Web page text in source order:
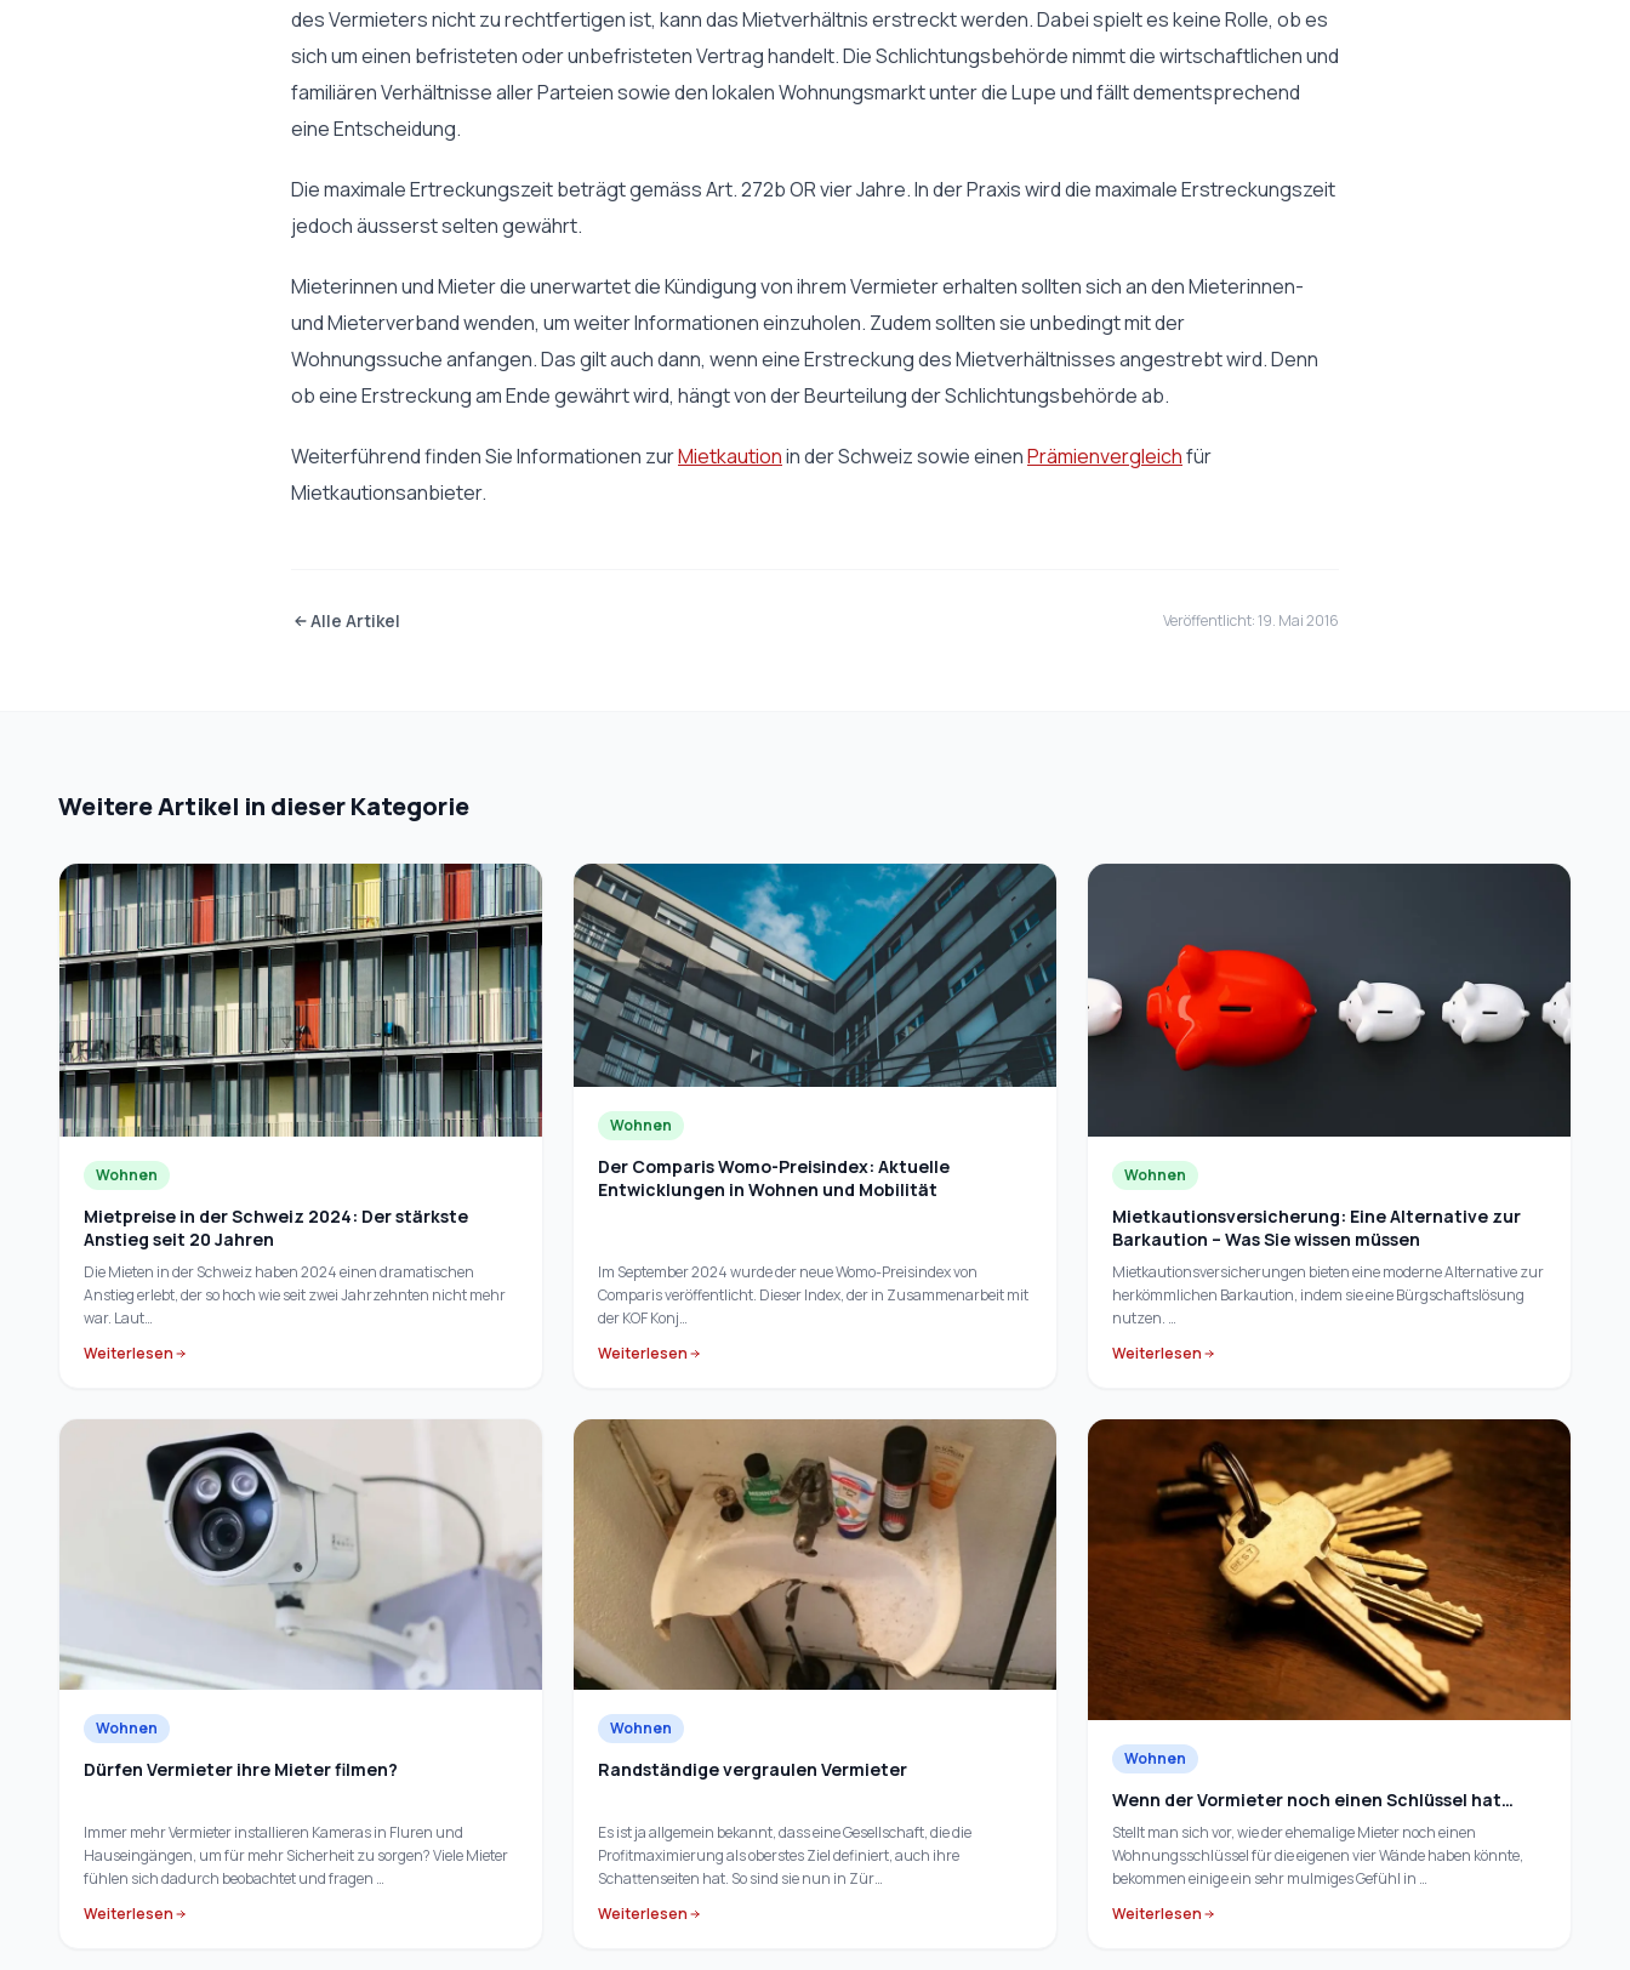
des Vermieters nicht zu rechtfertigen ist, kann das Mietverhältnis erstreckt werden. Dabei spielt es keine Rolle, ob es
sich um einen befristeten oder unbefristeten Vertrag handelt. Die Schlichtungsbehörde nimmt die wirtschaftlichen und
familiären Verhältnisse aller Parteien sowie den lokalen Wohnungsmarkt unter die Lupe und fällt dementsprechend
eine Entscheidung.
Die maximale Ertreckungszeit beträgt gemäss Art. 272b OR vier Jahre. In der Praxis wird die maximale Erstreckungszeit
jedoch äusserst selten gewährt.
Mieterinnen und Mieter die unerwartet die Kündigung von ihrem Vermieter erhalten sollten sich an den Mieterinnen-
und Mieterverband wenden, um weiter Informationen einzuholen. Zudem sollten sie unbedingt mit der
Wohnungssuche anfangen. Das gilt auch dann, wenn eine Erstreckung des Mietverhältnisses angestrebt wird. Denn
ob eine Erstreckung am Ende gewährt wird, hängt von der Beurteilung der Schlichtungsbehörde ab.
Weiterführend finden Sie Informationen zurMietkautionin der Schweiz sowie einenPrämienvergleichfür
Mietkautionsanbieter.
Alle Artikel Veröffentlicht: 19. Mai 2016
Weitere Artikel in dieser Kategorie
Wohnen
Mietpreise in der Schweiz 2024: Der stärkste
Anstieg seit 20 Jahren
Die Mieten in der Schweiz haben 2024 einen dramatischen
Anstieg erlebt, der so hoch wie seit zwei Jahrzehnten nicht mehr
war. Laut…
Weiterlesen
Wohnen
Der Comparis Womo-Preisindex: Aktuelle
Entwicklungen in Wohnen und Mobilität
Im September 2024 wurde der neue Womo-Preisindex von
Comparis veröffentlicht. Dieser Index, der in Zusammenarbeit mit
der KOF Konj…
Weiterlesen
Wohnen
Mietkautionsversicherung: Eine Alternative zur
Barkaution – Was Sie wissen müssen
Mietkautionsversicherungen bieten eine moderne Alternative zur
herkömmlichen Barkaution, indem sie eine Bürgschaftslösung
nutzen. …
Weiterlesen
Wohnen
Dürfen Vermieter ihre Mieter filmen?
Immer mehr Vermieter installieren Kameras in Fluren und
Hauseingängen, um für mehr Sicherheit zu sorgen? Viele Mieter
fühlen sich dadurch beobachtet und fragen …
Weiterlesen
Wohnen
Randständige vergraulen Vermieter
Es ist ja allgemein bekannt, dass eine Gesellschaft, die die
Profitmaximierung als oberstes Ziel definiert, auch ihre
Schattenseiten hat. So sind sie nun in Zür…
Weiterlesen
Wohnen
Wenn der Vormieter noch einen Schlüssel hat…
Stellt man sich vor, wie der ehemalige Mieter noch einen
Wohnungsschlüssel für die eigenen vier Wände haben könnte,
bekommen einige ein sehr mulmiges Gefühl in …
Weiterlesen